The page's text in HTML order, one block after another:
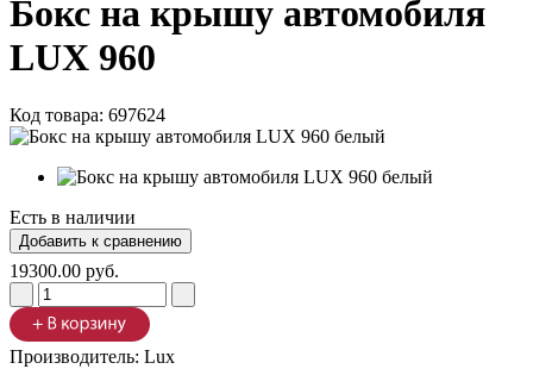
Бокс на крышу автомобиля
LUX 960
Код товара: 697624
Есть в наличии
19300.00 руб.
Производитель: Lux